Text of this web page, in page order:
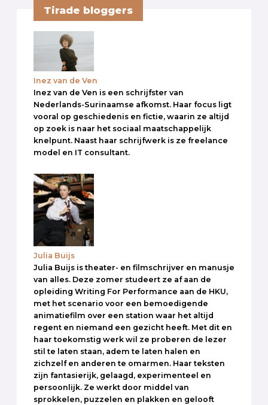
Tirade bloggers
Inez van de Ven
Inez van de Ven is een schrijfster van
Nederlands-Surinaamse afkomst. Haar focus ligt
vooral op geschiedenis en fictie, waarin ze altijd
op zoek is naar het sociaal maatschappelijk
knelpunt. Naast haar schrijfwerk is ze freelance
model en IT consultant.
Julia Buijs
Julia Buijs is theater- en filmschrijver en manusje
van alles. Deze zomer studeert ze af aan de
opleiding Writing For Performance aan de HKU,
met het scenario voor een bemoedigende
animatiefilm over een station waar het altijd
regent en niemand een gezicht heeft. Met dit en
haar toekomstig werk wil ze proberen de lezer
stil te laten staan, adem te laten halen en
zichzelf en anderen te omarmen. Haar teksten
zijn fantasierijk, gelaagd, experimenteel en
persoonlijk. Ze werkt door middel van
sprokkelen, puzzelen en plakken en gelooft